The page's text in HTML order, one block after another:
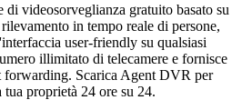
videosorveglianza gratuito basato su
in tempo reale di persone,
user-friendly su qualsiasi
illimitato di telecamere e fornisce
forwarding. Scarica Agent DVR per
proprietà 24 ore su 24.